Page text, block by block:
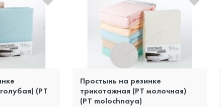
(PT
Простынь на резинке
трикотажная (PT молочная)
(PT molochnaya)